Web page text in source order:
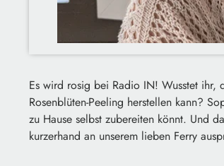
Es wird rosig bei Radio IN! Wusstet ihr,
Rosenblüten-Peeling herstellen kann?
zu Hause selbst zubereiten könnt. Und
kurzerhand an unserem lieben Ferry